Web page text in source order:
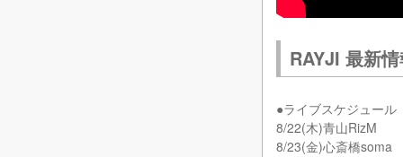
RAYJI 最新
●ライブスケジュール
8/22(木)青山RizM
8/23(金)心斎橋soma